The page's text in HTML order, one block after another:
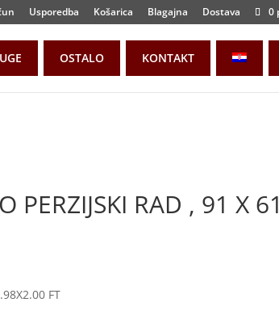
Usporedba Košarica Blagajna Dostava 0
OSTALO KONTAKT
PERZIJSKI RAD , 91 X 61
FT